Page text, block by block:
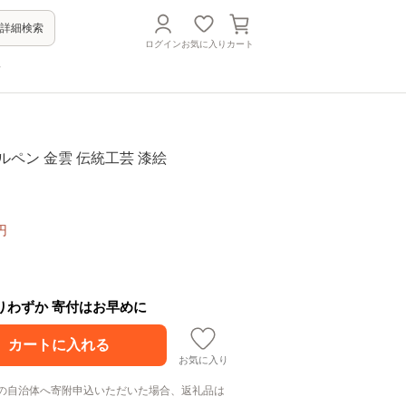
詳細検索
ログインお気に入り カート
ペン 金雲 伝統工芸 漆絵
わずか 寄付はお早めに
お気に入り
自治体へ寄附申込いただいた場合、返礼品は